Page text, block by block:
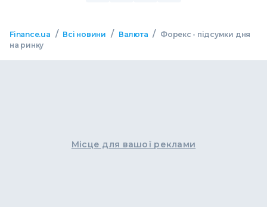
Finance.ua / Всі новини / Валюта / Форекс - підсумки дня
на ринку
Місце для вашої реклами